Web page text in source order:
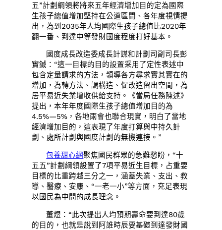
五”計劃綱領將將來五年經濟增加目的定為國際
生孩子總值增加堅持在公道區間、各年度視情提
出，為到2035年人均國際生孩子總值比2020年
翻一番、到達中等發財國度程度打好基本。
國度成長改造委成長計謀和計劃司副司長彭
實鋮：“這一目標的目的設置采用了定性表述中
包含定量請求的方法，領導各方尋求實其實在的
增加，為轉方法、調構造、促改造留出空間，為
居平易近失業增收供給支持。《當局任務陳述》
提出，本年年度國際生孩子總值增加目的為
4.5%—5%，各地兩會也聯合現實，明白了當地
經濟增加目的，這表現了年度打算與中持久計
劃、處所計劃與國度計劃的無機連接。”
包養甜心網聚焦國民群眾的急難愁盼，“十
五五”計劃綱領設置了7項平易近生目標，占重要
目標的比重跨越三分之一，涵蓋失業、支出、教
導、醫療、安康、“一老一小”等方面，充足表現
以國民為中間的成長理念。
董煜：“此次提出人均預期壽命要到達80歲
的目的，也就是說到阿誰時辰要基礎到達發財國